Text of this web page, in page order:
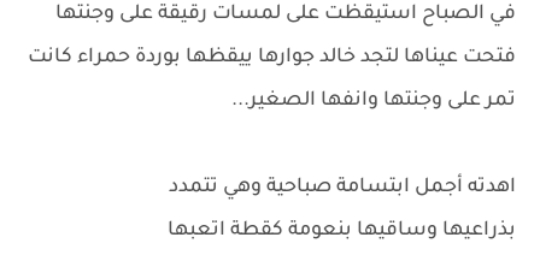
في الصباح استيقظت على لمسات رقيقة على وجنتها
فتحت عيناها لتجد خالد جوارها ييقظها بوردة حمراء كانت
تمر على وجنتها وانفها الصغير...
اهدته أجمل ابتسامة صباحية وهي تتمدد
بذراعيها وساقيها بنعومة كقطة اتعبها